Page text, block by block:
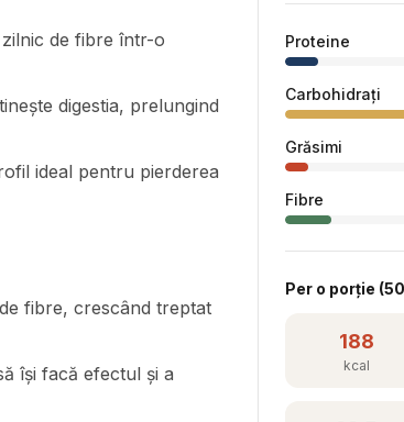
de fibre într-o
digestia, prelungind
ideal pentru pierderea
fibre, crescând treptat
își facă efectul și a
Proteine
Carbohidrați
Grăsimi
Fibre
Per o porție (50
188
kcal